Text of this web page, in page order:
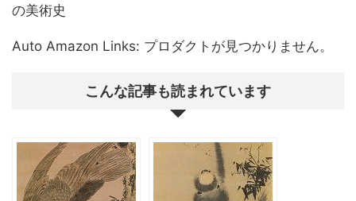
の美術史
Auto Amazon Links: プロダクトが見つかりません。
こんな記事も読まれています